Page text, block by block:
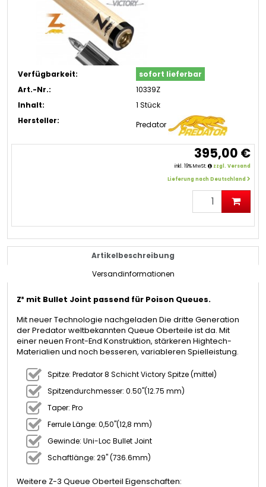
Verfügbarkeit:
sofort lieferbar
Art.-Nr.:
10339Z
Inhalt:
1 Stück
Hersteller:
Predator
395,00 €
inkl. 19% MwSt.
zzgl. Versand
Lieferung nach Deutschland
Artikelbeschreibung
Versandinformationen
Z³ mit Bullet Joint passend für Poison Queues.
Mit neuer Technologie nachgeladen Die dritte Generation
der Predator weltbekannten Queue Oberteile ist da. Mit
einer neuen Front-End Konstruktion, stärkeren Hightech-
Materialien und noch besseren, variableren Spielleistung.
Spitze: Predator 8 Schicht Victory Spitze (mittel)
Spitzendurchmesser: 0.50"(12.75 mm)
Taper: Pro
Ferrule Länge: 0,50"(12,8 mm)
Gewinde: Uni-Loc Bullet Joint
Schaftlänge: 29" (736.6mm)
Weitere Z-3 Queue Oberteil Eigenschaften: